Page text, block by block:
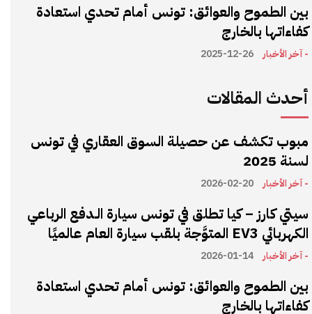
بين الطموح والعوائق: تونس أمام تحدي استعادة
كفاءاتها بالخارج
- آخر الأخبار 2025-12-26
أحدث المقالات
مبوب تكشف عن حصيلة السوق العقاري في تونس
لسنة 2025
- آخر الأخبار 2026-02-20
سيتي كارز – كيا تطلق في تونس سيارة الـدفع الرباعي
الكهربائي EV3 المتوَّجة بلقب سيارة العام عالميًا
- آخر الأخبار 2026-01-14
بين الطموح والعوائق: تونس أمام تحدي استعادة
كفاءاتها بالخارج